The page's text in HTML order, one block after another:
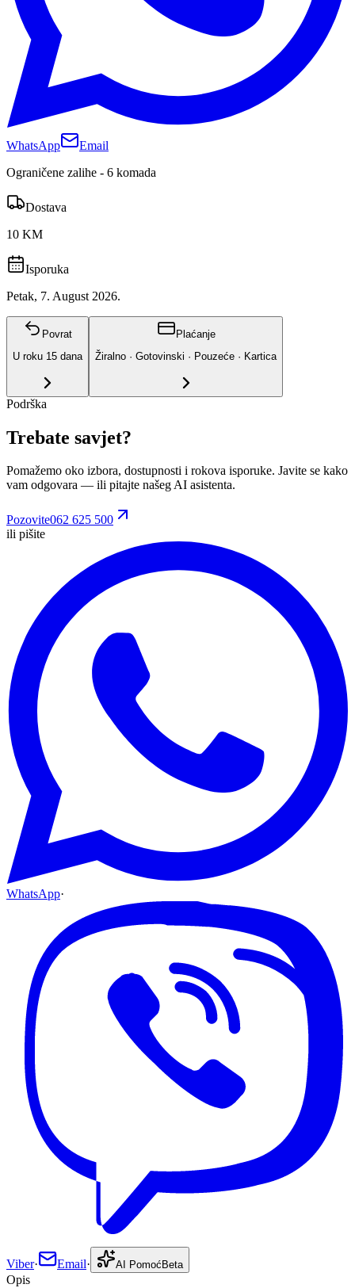
WhatsApp
Email
Ograničene zalihe - 6 komada
Dostava
10 KM
Isporuka
Petak, 7. August 2026.
Povrat
U roku 15 dana
Plaćanje
Žiralno · Gotovinski · Pouzeće · Kartica
Podrška
Trebate savjet?
Pomažemo oko izbora, dostupnosti i rokova isporuke. Javite se kako
vam odgovara — ili pitajte našeg AI asistenta.
Pozovite062 625 500
ili pišite
WhatsApp·
Viber· Email· AI Pomoć Beta
Opis